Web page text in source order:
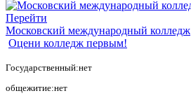
Перейти
Московский международный колледж
Оцени колледж первым!
Государственный:нет
общежитие:нет